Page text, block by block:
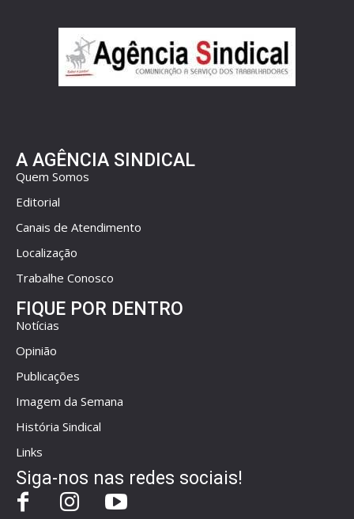
A AGÊNCIA SINDICAL
Quem Somos
Editorial
Canais de Atendimento
Localização
Trabalhe Conosco
FIQUE POR DENTRO
Notícias
Opinião
Publicações
Imagem da Semana
História Sindical
Links
Siga-nos nas redes sociais!